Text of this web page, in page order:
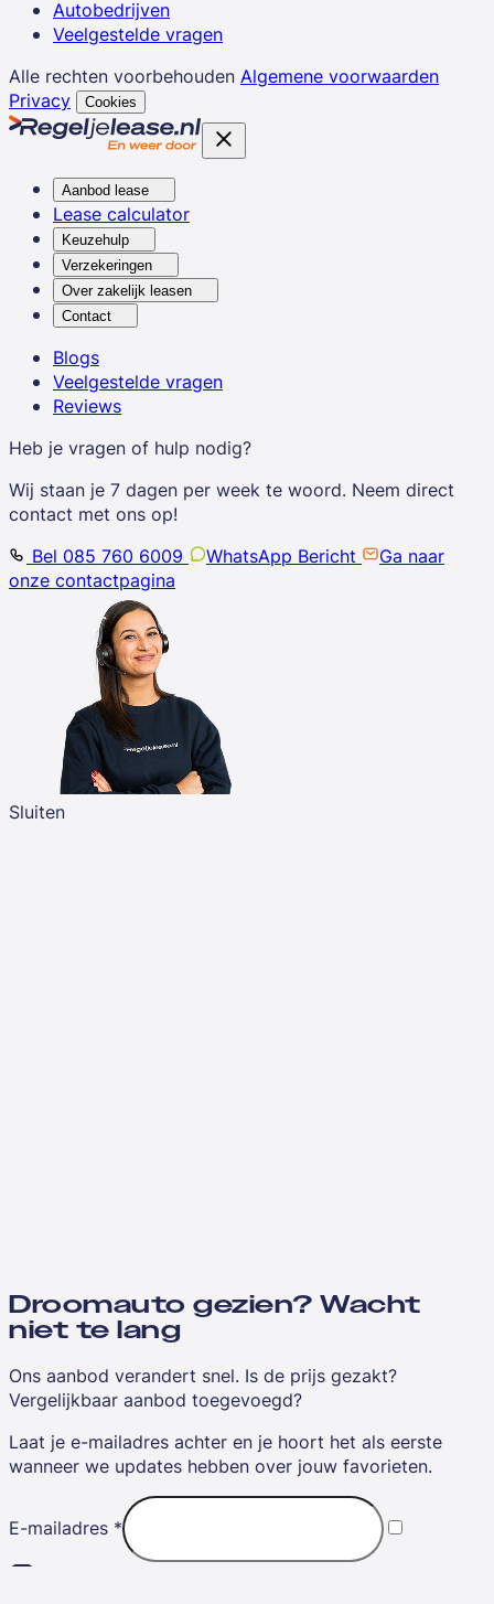
Autobedrijven
Veelgestelde vragen
Alle rechten voorbehouden Algemene voorwaarden
Privacy
Cookies
Aanbod lease
Lease calculator
Keuzehulp
Verzekeringen
Over zakelijk leasen
Contact
Blogs
Veelgestelde vragen
Reviews
Heb je vragen of hulp nodig?
Wij staan je 7 dagen per week te woord. Neem direct
contact met ons op!
Bel 085 760 6009
WhatsApp Bericht
Ga naar
onze contactpagina
Sluiten
Droomauto gezien? Wacht
niet te lang
Ons aanbod verandert snel. Is de prijs gezakt?
Vergelijkbaar aanbod toegevoegd?
Laat je e-mailadres achter en je hoort het als eerste
wanneer we updates hebben over jouw favorieten.
E-mailadres *